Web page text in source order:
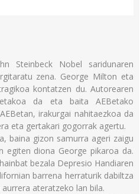
Steinbeck Nobel saridunaren
zena. George Milton eta
kontatzen du. Autorearen
da eta baita AEBetako
irakurgai nahitaezkoa da
eta gertakari gogorrak agertu.
baina gizon samurra ageri zaigu
egiten diona George pikaroa da.
bezala Depresio Handiaren
barrena herraturik dabiltza
ateratzeko lan bila.